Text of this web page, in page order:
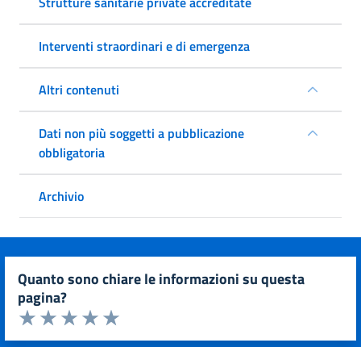
Interventi straordinari e di emergenza
Altri contenuti
Dati non più soggetti a pubblicazione
obbligatoria
Archivio
quanto sono chiare le informazioni su questa
pagina?
Valuta da 1 a 5 stelle la pagina
Valuta 5 stelle su 5
Valuta 4 stelle su 5
Valuta 3 stelle su 5
Valuta 2 stelle su 5
Valuta 1 stelle su 5